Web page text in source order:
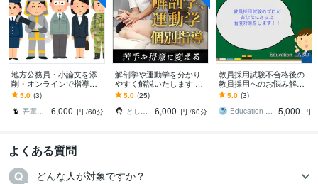
地方公務員・小論文を添
削・オンラインで指導し
ます 苦手意識を持つ方や
初心者にも、懇切・丁寧
に指導します。
5.0 (3)
吾輩は猫！
6,000 円 /60分
解剖学や運動学を分かり
やすく解説いたします 運
動器認定理学療法士が図
解を用いて説明いたしま
す。
5.0 (25)
とし＠PT×Photographer
6,000 円 /60分
教員採用試験不合格後の
教員採用へのお悩み解決
します 年度内に次年度の
採用を勝ち得ましょ
う！！！
5.0 (3)
Education LABO
5,000 円
よくある質問
どんな人が対象ですか？